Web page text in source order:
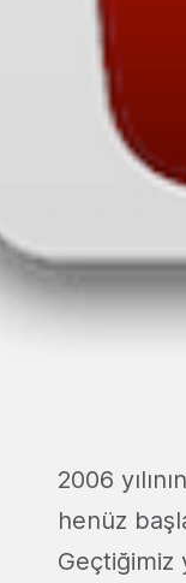
2006
henüz
Geçtiğimiz